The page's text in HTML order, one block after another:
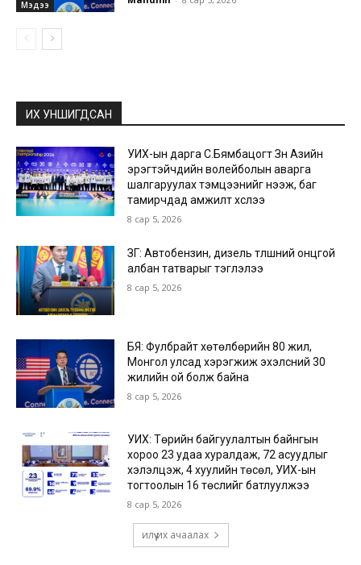
Мэдээ
ИХ УНШИГДСАН
УИХ-ын дарга С.Бямбацогт Зүүн Азийн
эрэгтэйчүүдийн волейболын аварга
шалгаруулах тэмцээнийг нээж, баг
тамирчдад амжилт хүслээ
8 сар 5, 2026
ЗГ: Автобензин, дизель түлшний онцгой
албан татварыг тэглэлээ
8 сар 5, 2026
БЯ: Фулбрайт хөтөлбөрийн 80 жил,
Монгол улсад хэрэгжиж эхэлсний 30
жилийн ой болж байна
8 сар 5, 2026
УИХ: Төрийн байгуулалтын байнгын
хороо 23 удаа хуралдаж, 72 асуудлыг
хэлэлцэж, 4 хуулийн төсөл, УИХ-ын
тогтоолын 16 төслийг батлуулжээ
8 сар 5, 2026
илүү их ачаалах